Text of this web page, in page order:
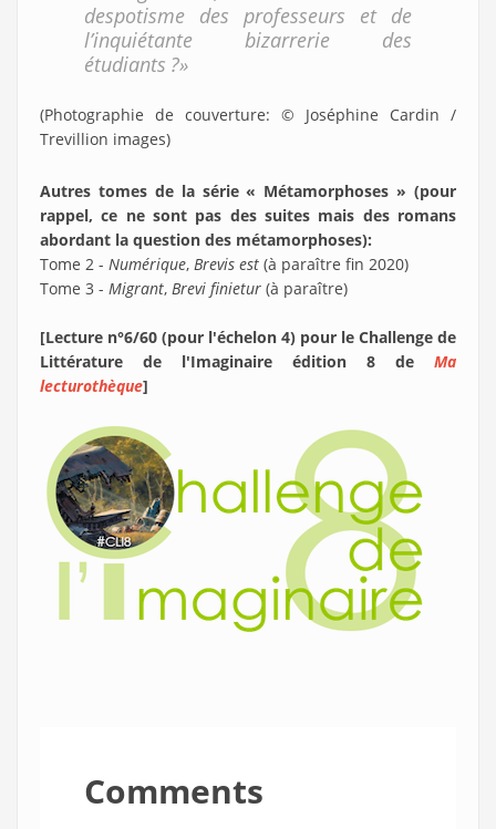
despotisme des professeurs et de
l’inquiétante bizarrerie des
étudiants ?»
(Photographie de couverture: © Joséphine Cardin /
Trevillion images)
Autres tomes de la série « Métamorphoses » (pour
rappel, ce ne sont pas des suites mais des romans
abordant la question des métamorphoses):
Tome 2 - Numérique, Brevis est (à paraître fin 2020)
Tome 3 - Migrant, Brevi finietur (à paraître)
[Lecture n°6/60 (pour l'échelon 4) pour le Challenge de
Littérature de l'Imaginaire édition 8 de Ma
lecturothèque]
Comments